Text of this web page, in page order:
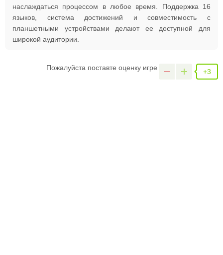
наслаждаться процессом в любое время. Поддержка 16
языков, система достижений и совместимость с
планшетными устройствами делают ее доступной для
широкой аудитории.
Пожалуйста поставте оценку игре +3